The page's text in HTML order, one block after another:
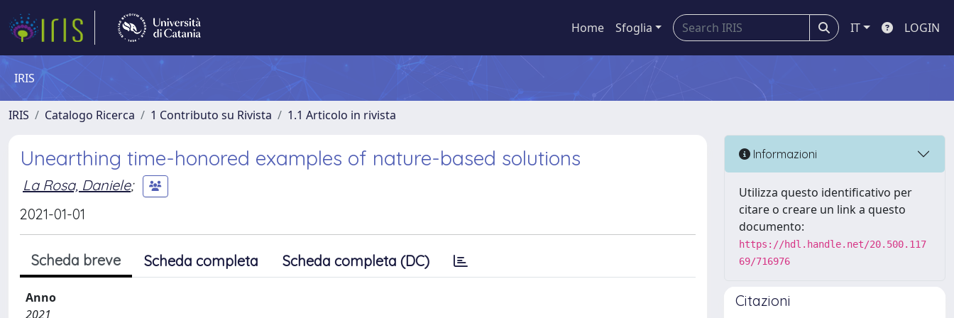
Home Sfoglia IT LOGIN
IRIS
IRIS Catalogo Ricerca 1 Contributo su Rivista 1.1 Articolo in rivista
Unearthing time-honored examples of nature-based solutions
La Rosa, Daniele;
2021-01-01
Scheda breve Scheda completa Scheda completa (DC)
Anno
2021
Informazioni
Utilizza questo identificativo per
citare o creare un link a questo
documento:
https://hdl.handle.net/20.500.117
69/716976
Citazioni